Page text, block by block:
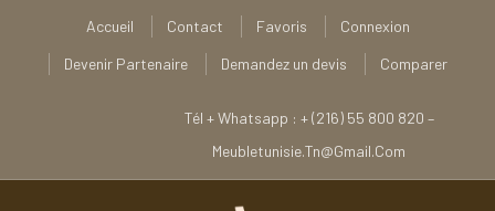
Accueil Contact Favoris
Connexion
Devenir Partenaire
Demandez un devis Comparer
Tél + Whatsapp : + (216) 55 800 820 –
Meubletunisie.tn@gmail.com